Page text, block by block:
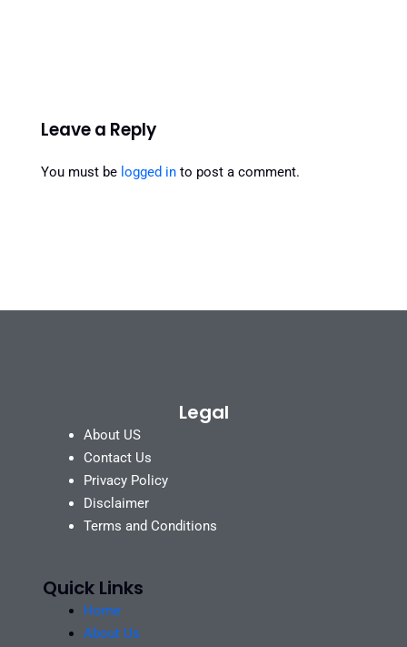
Leave a Reply
You must be logged in to post a comment.
Legal
About US
Contact Us
Privacy Policy
Disclaimer
Terms and Conditions
Quick Links
Home
About Us